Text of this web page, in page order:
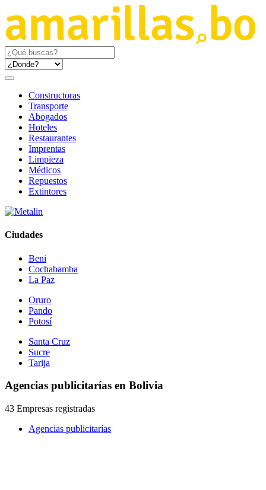
Constructoras
Transporte
Abogados
Hoteles
Restaurantes
Imprentas
Limpieza
Médicos
Repuestos
Extintores
Ciudades
Beni
Cochabamba
La Paz
Oruro
Pando
Potosí
Santa Cruz
Sucre
Tarija
Agencias publicitarías en Bolivia
43 Empresas registradas
Agencias publicitarías